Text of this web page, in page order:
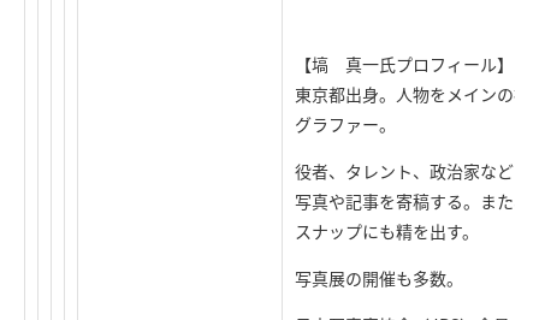
【塙 真一氏プロフィール】
東京都出身。人物をメインの
グラファー。
役者、タレント、政治家など
写真や記事を寄稿する。また
スナップにも精を出す。
写真展の開催も多数。